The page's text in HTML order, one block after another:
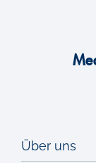
Über uns